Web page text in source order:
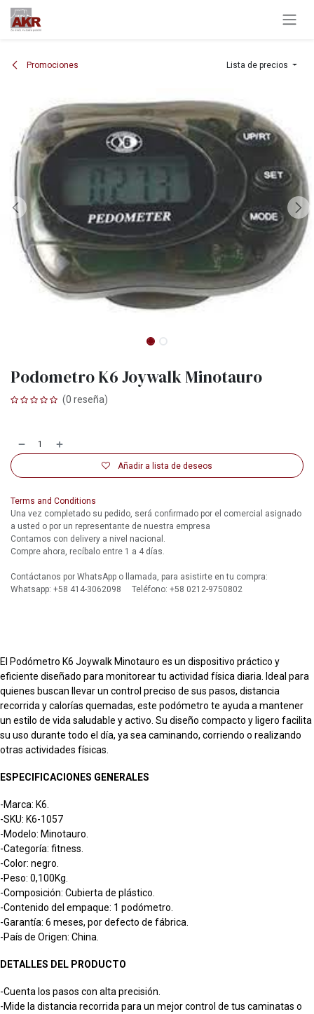
Ir al contenido
Promociones Lista de precios
Podometro K6 Joywalk Minotauro
(0 reseña)
Añadir a lista de deseos
Terms and Conditions
Una vez completado su pedido, será confirmado por el comercial asignado
a usted o por un representante de nuestra empresa
Contamos con delivery a nivel nacional.
Compre ahora, recíbalo entre 1 a 4 días.
Contáctanos por WhatsApp o llamada, para asistirte en tu compra:
Whatsapp: +58 414-3062098 Teléfono: +58 0212-9750802
El Podómetro K6 Joywalk Minotauro es un dispositivo práctico y
eficiente diseñado para monitorear tu actividad física diaria. Ideal para
quienes buscan llevar un control preciso de sus pasos, distancia
recorrida y calorías quemadas, este podómetro te ayuda a mantener
un estilo de vida saludable y activo. Su diseño compacto y ligero facilita
su uso durante todo el día, ya sea caminando, corriendo o realizando
otras actividades físicas.
ESPECIFICACIONES GENERALES
-Marca: K6.
-SKU: K6-1057
-Modelo: Minotauro.
-Categoría: fitness.
-Color: negro.
-Peso: 0,100Kg.
-Composición: Cubierta de plástico.
-Contenido del empaque: 1 podómetro.
-Garantía: 6 meses, por defecto de fábrica.
-País de Origen: China.
DETALLES DEL PRODUCTO
-Cuenta los pasos con alta precisión.
-Mide la distancia recorrida para un mejor control de tus caminatas o